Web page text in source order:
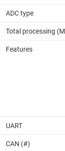
ADC type
Total processing
Features
UART
CAN (#)